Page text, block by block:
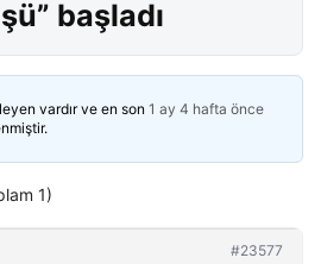
başladı
vardır ve en son 1 ay 4 hafta önce
1)
#23577